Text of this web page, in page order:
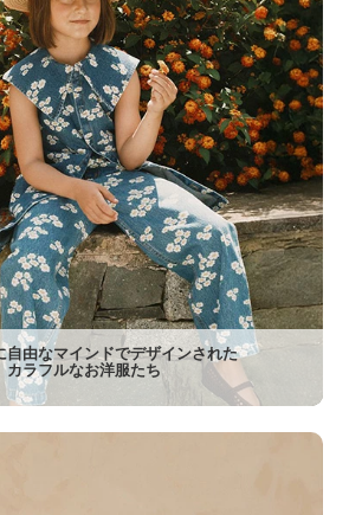
自由なマインドでデザインされた
カラフルなお洋服たち